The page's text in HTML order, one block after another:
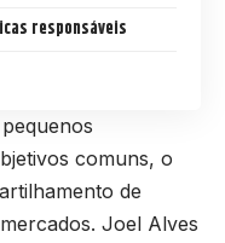
responsáveis
comuns, o
de
Joel Alves